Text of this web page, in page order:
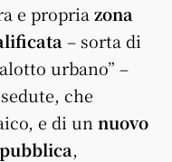
e propria zona
– sorta di
urbano” –
che
e di un nuovo
,